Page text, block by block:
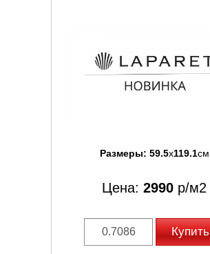
Размеры: 59.5x119.1см
Цена: 2990 р/м2
Купить